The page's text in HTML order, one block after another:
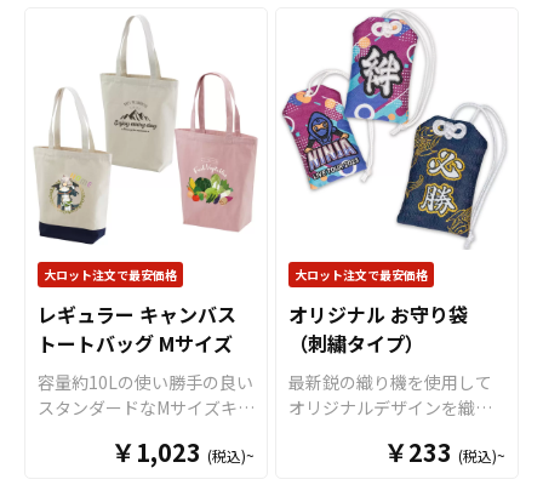
えておりますので、お客様
にはデザインを入稿してい
ただくだけでオリジナル商
品として販売していただく
ことができます。オリジナ
ルグッズの制作やOEMをご
検討中の業者様もお気軽に
ご相談ください。 箔押しの
場合、最低ロット100個から
となります。 50個でのご注
文はできませんのでご注意
ください。
での対応も可能ですのでご
不明点がありましたらお気
軽にご相談ください。 また
アクリルキーホルダーの大
ロットのご相談はこちらで
もお受けしております。
ボトルキャップアク
」は、ペットボトルの
キャップに取り付けるだけ
で“推しのアクリルスタンド
専用ステージ”が完成！
様々
なシーンで推し活がもっと
楽しくなるアイテムです。
独自設計のボトルキャップ
部分（
）は多く
のペットボトルにしっかり
フィットし、選べる6色のカ
ラーラインナップで作品世
界に合わせた表現が可能。
アクスタ部分はダイカット
加工に対応しており、キャ
ラクター・ロゴ・シンボル
など自由な形状で制作でき
ます。場所を取らないミニ
サイズながら、飾り映えす
採用し単4電池を3本使用し
ます。LEDライトのカラー
は8色で、ボタンを押す毎に
発光色を切り替えることが
可能です。土台部分も「ホ
ワイト」「ブラック」「ピ
ンク」「パステルブルー」
「レッド」の5色をご用意し
ました。また、形状やサイ
ズはお客様のデザインに合
わせてダイカット加工で自
由な形状に切り出すことが
できますので、簡単にオリ
ジナリティ溢れるグッズを
制作することができます。
音楽イベント、コンサー
ト、学校行事、サークル活
動など、さまざまなシーン
で活躍するオリジナルのア
大ロット注文で最安価格
レギュラー キャンバス
トートバッグ Mサイズ
容量約10Lの使い勝手の良い
スタンダードなMサイズキャ
100％のしっかりとした生地
￥1,023 (税込)~
大ロット注文で最安価格
オリジナル お守り袋
（刺繍タイプ）
最新鋭の織り機を使用して
オリジナルデザインを織り
ナル お守り袋(刺繍タイ
￥233 (税込)~